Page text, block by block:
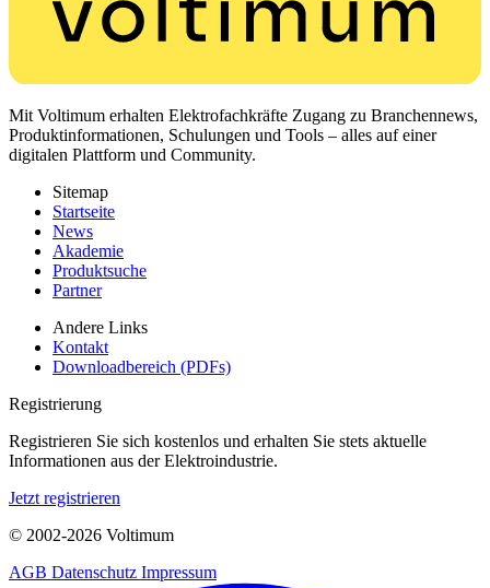
Mit Voltimum erhalten Elektrofachkräfte Zugang zu Branchennews,
Produktinformationen, Schulungen und Tools – alles auf einer
digitalen Plattform und Community.
Sitemap
Startseite
News
Akademie
Produktsuche
Partner
Andere Links
Kontakt
Downloadbereich (PDFs)
Registrierung
Registrieren Sie sich kostenlos und erhalten Sie stets aktuelle
Informationen aus der Elektroindustrie.
Jetzt registrieren
© 2002-2026 Voltimum
AGB Datenschutz Impressum